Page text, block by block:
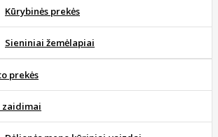
Kūrybinės prekės
Sieniniai žemėlapiai
prekės
zaidimai